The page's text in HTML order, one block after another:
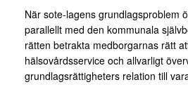
När sote-lagens grundlagsproblem
parallellt med den kommunala
rätten betrakta medborgarnas rätt
hälsovårdsservice och allvarligt
grundlagsrättigheters relation till